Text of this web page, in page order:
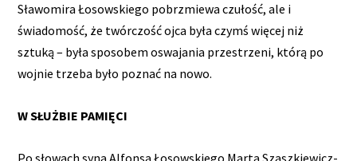
Sławomira Łosowskiego pobrzmiewa czułość, ale i
świadomość, że twórczość ojca była czymś więcej niż
sztuką – była sposobem oswajania przestrzeni, którą po
wojnie trzeba było poznać na nowo.
W SŁUŻBIE PAMIĘCI
Po słowach syna Alfonsa Łosowskiego Marta Szaszkiewicz-